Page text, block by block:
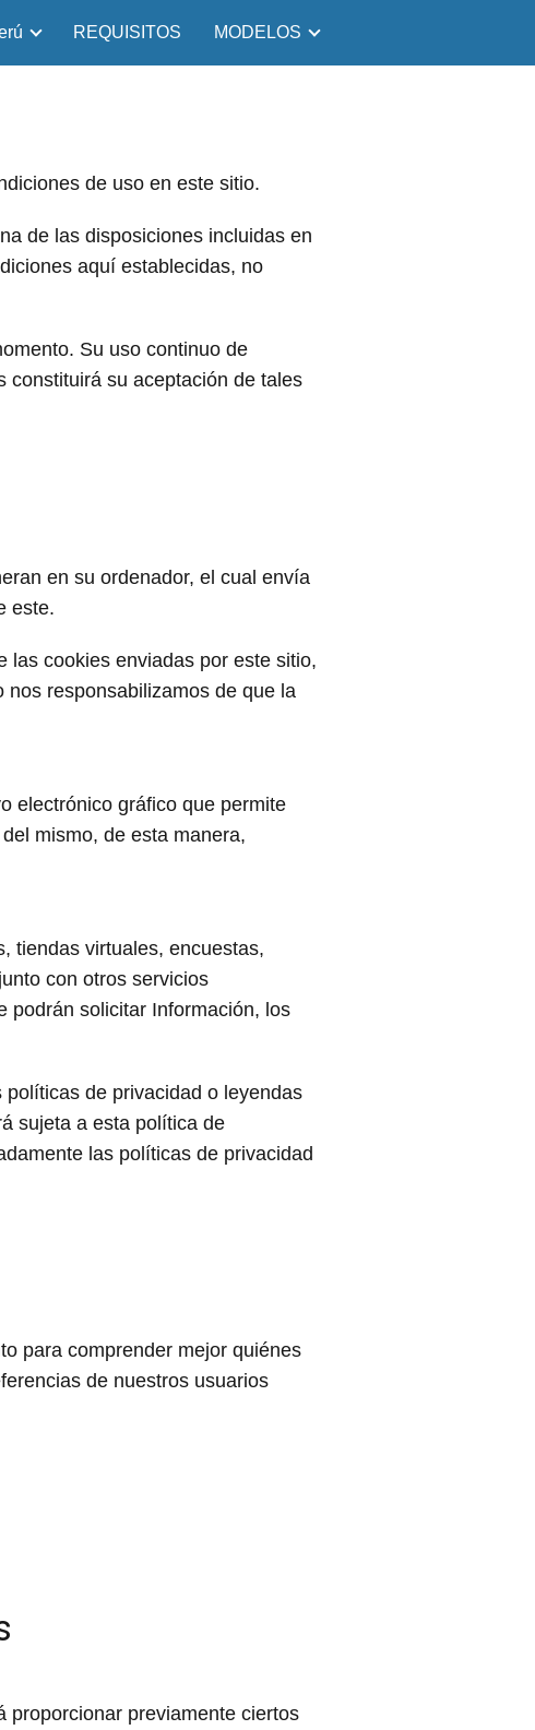
REQUISITOS MODELOS
de uso en este sitio.
de las disposiciones incluidas en
aquí establecidas, no
Su uso continuo de
constituirá su aceptación de tales
en su ordenador, el cual envía
este.
las cookies enviadas por este sitio,
responsabilizamos de que la
electrónico gráfico que permite
mismo, de esta manera,
tiendas virtuales, encuestas,
con otros servicios
podrán solicitar Información, los
de privacidad o leyendas
sujeta a esta política de
las políticas de privacidad
para comprender mejor quiénes
de nuestros usuarios
proporcionar previamente ciertos